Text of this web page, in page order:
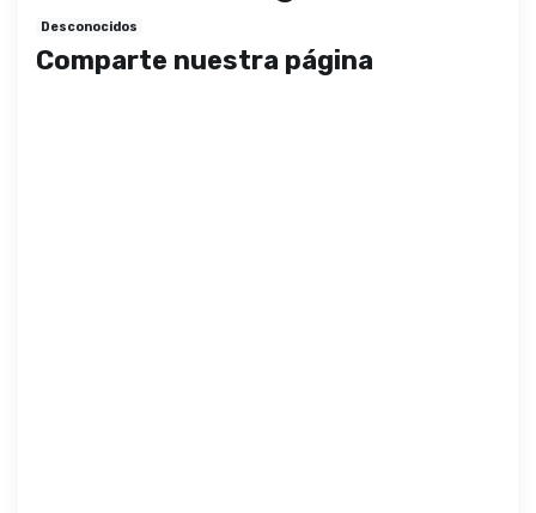
Desconocidos
Comparte nuestra página